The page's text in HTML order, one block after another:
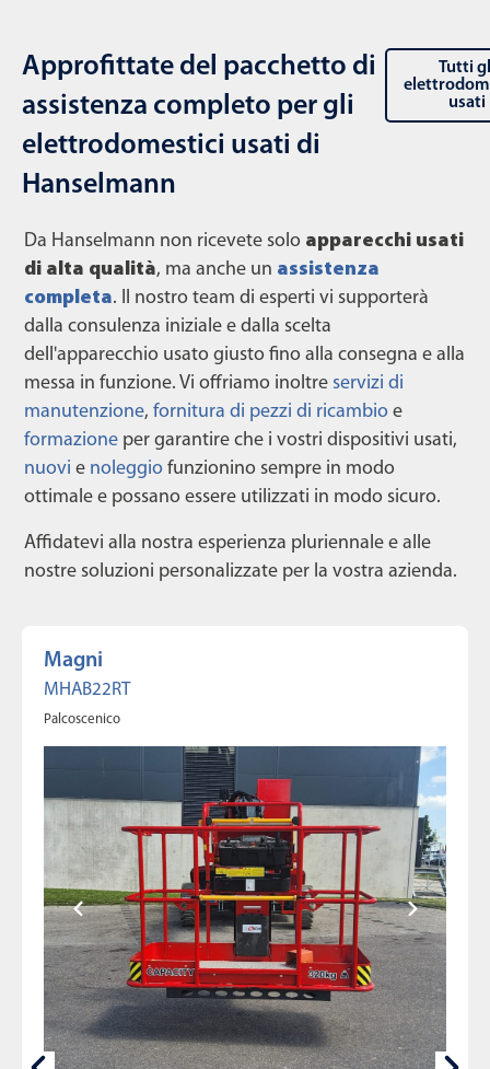
Approfittate del pacchetto di
assistenza completo per gli
elettrodomestici usati di
Hanselmann
Tutti
usati
Da Hanselmann non ricevete solo apparecchi usati
di alta qualità, ma anche un assistenza
completa. Il nostro team di esperti vi supporterà
dalla consulenza iniziale e dalla scelta
dell'apparecchio usato giusto fino alla consegna e alla
messa in funzione. Vi offriamo inoltre servizi di
manutenzione, fornitura di pezzi di ricambio e
formazione per garantire che i vostri dispositivi usati,
nuovi e noleggio funzionino sempre in modo
ottimale e possano essere utilizzati in modo sicuro.
Affidatevi alla nostra esperienza pluriennale e alle
nostre soluzioni personalizzate per la vostra azienda.
Magni
MHAB22RT
Palcoscenico